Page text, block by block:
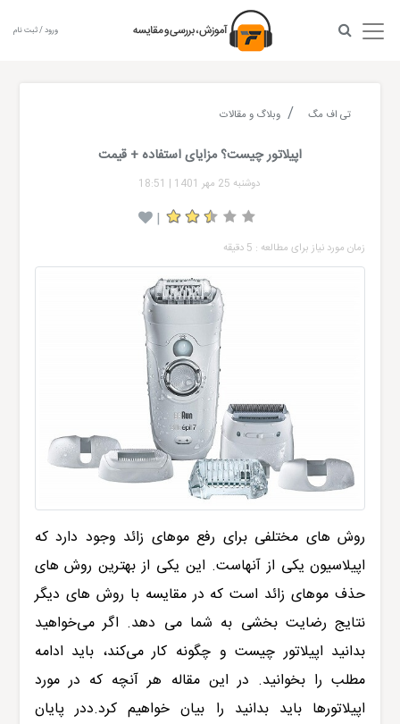
ورود / ثبت نام
تی اف مگ وبلاگ و مقالات
اپیلاتور چیست؟ مزایای استفاده + قیمت
دوشنبه 25 مهر 1401 |
18:51
|
زمان مورد نیاز برای مطالعه : 5 دقیقه
روش های مختلفی برای رفع موهای زائد وجود دارد که
اپیلاسیون یکی از آنهاست. این یکی از بهترین روش های
حذف موهای زائد است که در مقایسه با روش های دیگر
نتایج رضایت بخشی به شما می دهد. اگر می‌خواهید
بدانید اپیلاتور چیست و چگونه کار می‌کند، باید ادامه
مطلب را بخوانید. در این مقاله هر آنچه که در مورد
اپیلاتورها باید بدانید را بیان خواهیم کرد.ددر پایان